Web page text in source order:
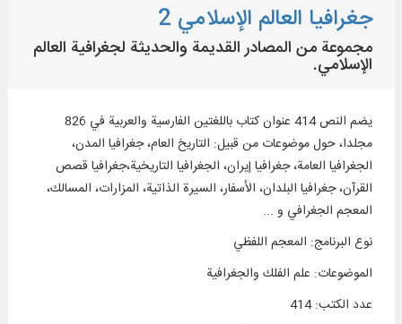
جغرافیا العالم الإسلامي 2
مجموعة من المصادر القديمة والحديثة لجغرافية العالم
الإسلامي.
يضم النص 414 عنوان كتاب باللغتين الفارسية والعربية في 826
مجلدا، حول موضوعات من قبيل: التاريخ العام، جغرافيا المدن،
الجغرافيا العامة، جغرافيا إيران، الجغرافيا التاريخية،جغرافيا قصص
القرآن، جغرافيا البلدان، الأسفار، السيرة الذاتية، المزارات، المسالك،
المعجم الجغرافي و ...
نوع البرنامج: المعجم اللفظي
الموضوعات: علم الفلك والجغرافية
عدد الكتب:
414